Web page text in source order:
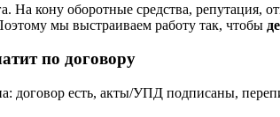
На кону оборотные средства, репутация,
мы выстраиваем работу так, чтобы
по договору
договор есть, акты/УПД подписаны,